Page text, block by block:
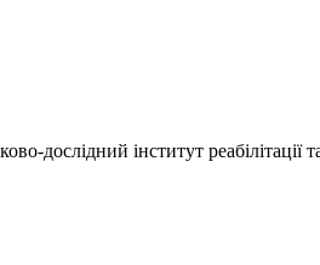
дослідний інститут реабілітації